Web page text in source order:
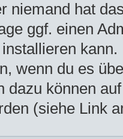
niemand hat
ggf. einen
wenn du es
dazu können
(siehe Link